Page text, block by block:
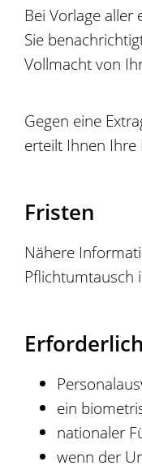
Bei Vorlage
Sie
Vollmacht von
Gegen eine
erteilt Ihnen Ihre
Fristen
Nähere
Pflichtumtausch
ein
nationaler
wenn der